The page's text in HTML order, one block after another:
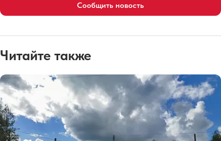
Сообщить новость
Читайте также